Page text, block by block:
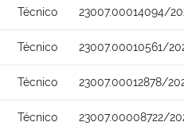
Técnico 23007.00014094/
Técnico 23007.00010561/
Técnico 23007.00012878/
Técnico 23007.00008722/